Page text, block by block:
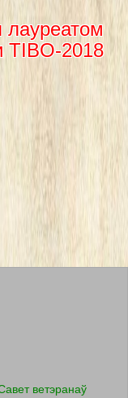
лауреатом
TIBO-2018
ветэранаў